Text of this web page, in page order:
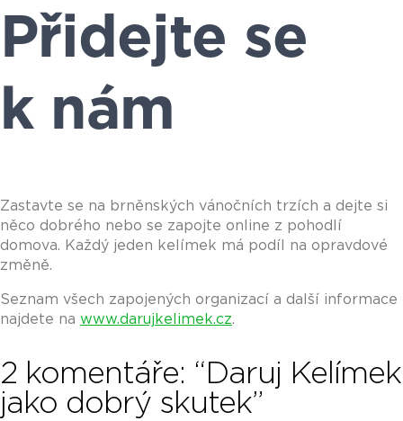
Přidejte se
k nám
Zastavte se na brněnských vánočních trzích a dejte si
něco dobrého nebo se zapojte online z pohodlí
domova. Každý jeden kelímek má podíl na opravdové
změně.
Seznam všech zapojených organizací a další informace
najdete na www.darujkelimek.cz.
2 komentáře: “Daruj Kelímek
jako dobrý skutek”